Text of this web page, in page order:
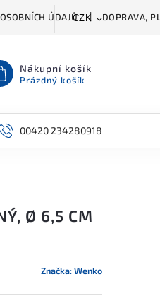
ÚDAJŮ DOPRAVA,
CZK
Nákupní košík
Prázdný košík
PŘÍSLUŠENSTVÍ
00420 234280918
Ø 6,5 CM
Značka:Wenko